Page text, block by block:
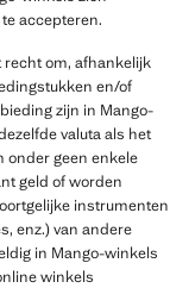
accepteren.
recht om, afhankelijk
en/of
zijn in Mango-
valuta als het
onder geen enkele
geld of worden
instrumenten
enz.) van andere
in Mango-winkels
winkels